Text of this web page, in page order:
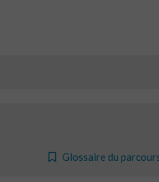
Glossaire du